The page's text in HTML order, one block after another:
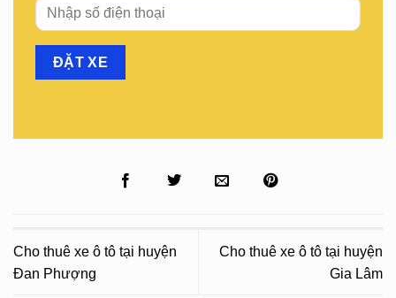
Cho thuê xe ô tô tại huyện
Đan Phượng
Cho thuê xe ô tô tại huyện
Gia Lâm